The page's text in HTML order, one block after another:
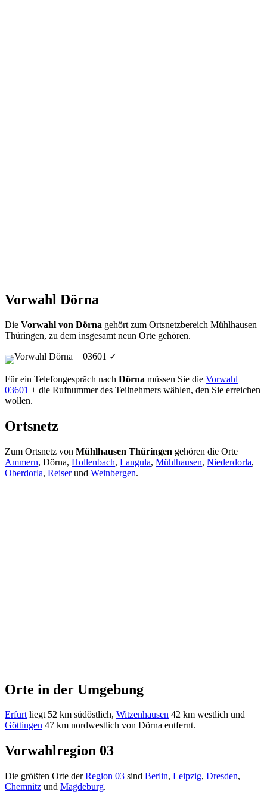
Vorwahl Dörna
Die Vorwahl von Dörna gehört zum Ortsnetzbereich Mühlhausen
Thüringen, zu dem insgesamt neun Orte gehören.
Vorwahl Dörna = 03601 ✓
Für ein Telefongespräch nach Dörna müssen Sie die Vorwahl
03601 + die Rufnummer des Teilnehmers wählen, den Sie erreichen
wollen.
Ortsnetz
Zum Ortsnetz von Mühlhausen Thüringen gehören die Orte
Ammern, Dörna, Hollenbach, Langula, Mühlhausen, Niederdorla,
Oberdorla, Reiserund Weinbergen.
Orte in der Umgebung
Erfurtliegt 52 km südöstlich, Witzenhausen 42 km westlich und
Göttingen 47 km nordwestlich von Dörna entfernt.
Vorwahlregion 03
Die größten Orte derRegion 03 sind Berlin, Leipzig, Dresden,
Chemnitz und Magdeburg.